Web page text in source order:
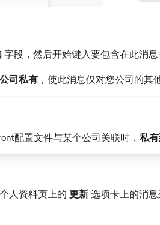
字段，然后开始键入要包含在此消息
司私有 ，使此消息仅对您公司的其
配置文件与某个公司关联时， 私
人资料页上的​ 更新 选项卡上的消息